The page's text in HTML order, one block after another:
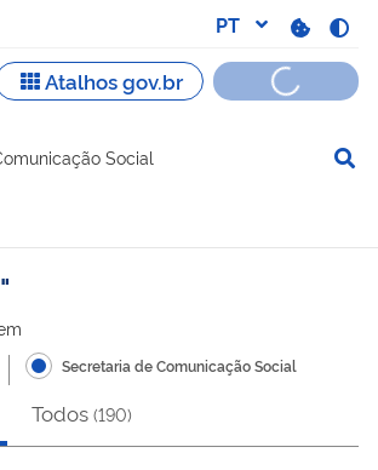
de navegação
Social
Secretaria de Comunicação Social
Todos (190)